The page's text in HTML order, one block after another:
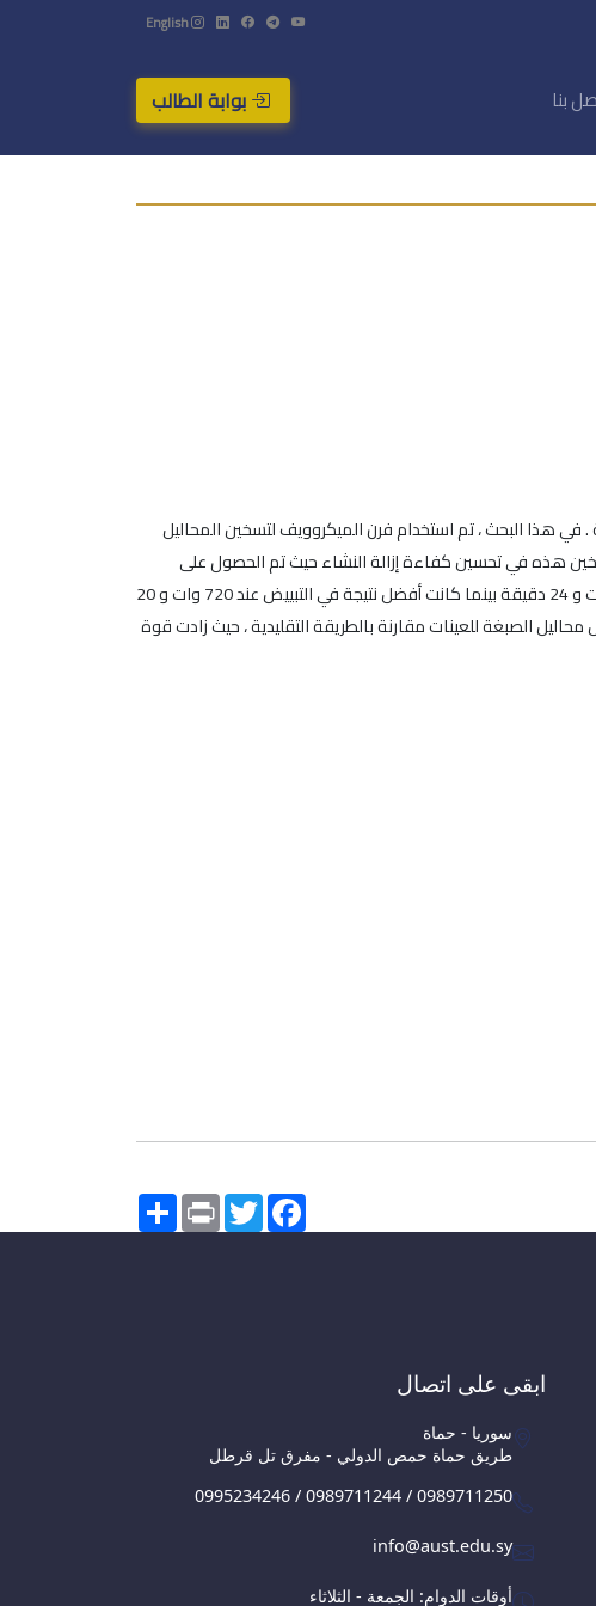
English
بنا بوابة الطالب
هذا البحث ، تم استخدام فرن الميكروويف لتسخين المحاليل
هذه في تحسين كفاءة إزالة النشاء حيث تم الحصول على
أفضل نتيجة عند 180 واط و 24 دقيقة وكانت هذه الطريقة مفيدة في توفير الطاقة والوقت. أفضل نتيجة في القصر كانت 720 وات و 24 دقيقة بينما كانت أفضل نتيجة في التبييض عند 720 وات و 20
الصبغة للعينات مقارنة بالطريقة التقليدية ، حيث زادت قوة
Share PrintTwitterFacebook
ابقى على اتصال
سوريا - حماة
طريق حماة حمص الدولي - مفرق تل قرطل
0995234246 / 0989711244 / 0989711250
info@aust.edu.sy
أوقات الدوام: الجمعة - الثلاثاء